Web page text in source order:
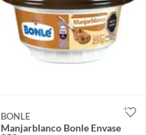
BONLE
Manjarblanco Bonle Envase